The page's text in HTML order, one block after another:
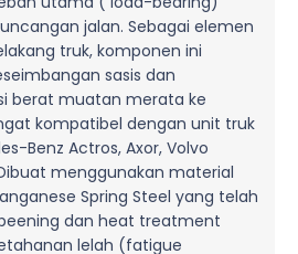
jalan. Sebagai elemen
truk, komponen ini
sasis dan
berat muatan merata ke
kompatibel dengan unit truk
Benz Actros, Axor, Volvo
menggunakan material
Spring Steel yang telah
dan heat treatment
lelah (fatigue